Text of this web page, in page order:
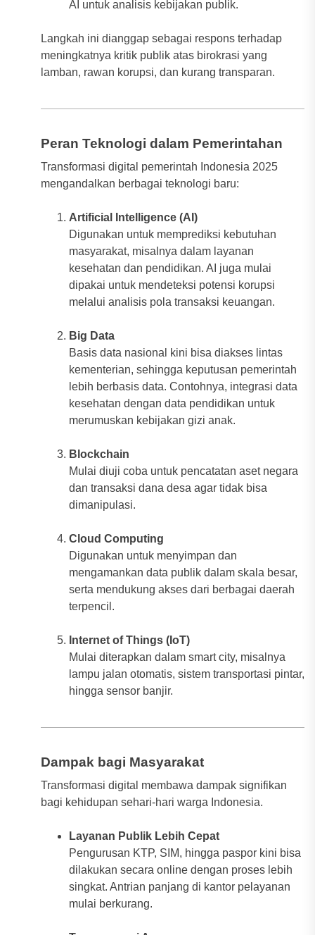
AI untuk analisis kebijakan publik.
Langkah ini dianggap sebagai respons terhadap
meningkatnya kritik publik atas birokrasi yang
lamban, rawan korupsi, dan kurang transparan.
Peran Teknologi dalam Pemerintahan
Transformasi digital pemerintah Indonesia 2025
mengandalkan berbagai teknologi baru:
Artificial Intelligence (AI)
Digunakan untuk memprediksi kebutuhan
masyarakat, misalnya dalam layanan
kesehatan dan pendidikan. AI juga mulai
dipakai untuk mendeteksi potensi korupsi
melalui analisis pola transaksi keuangan.
Big Data
Basis data nasional kini bisa diakses lintas
kementerian, sehingga keputusan pemerintah
lebih berbasis data. Contohnya, integrasi data
kesehatan dengan data pendidikan untuk
merumuskan kebijakan gizi anak.
Blockchain
Mulai diuji coba untuk pencatatan aset negara
dan transaksi dana desa agar tidak bisa
dimanipulasi.
Cloud Computing
Digunakan untuk menyimpan dan
mengamankan data publik dalam skala besar,
serta mendukung akses dari berbagai daerah
terpencil.
Internet of Things (IoT)
Mulai diterapkan dalam smart city, misalnya
lampu jalan otomatis, sistem transportasi pintar,
hingga sensor banjir.
Dampak bagi Masyarakat
Transformasi digital membawa dampak signifikan
bagi kehidupan sehari-hari warga Indonesia.
Layanan Publik Lebih Cepat
Pengurusan KTP, SIM, hingga paspor kini bisa
dilakukan secara online dengan proses lebih
singkat. Antrian panjang di kantor pelayanan
mulai berkurang.